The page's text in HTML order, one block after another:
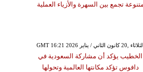
متنوعة تجمع بين السهرة والأزياء العملية
GMT 16:21 2026 الثلاثاء ,20 كانون الثاني / يناير
الخطيب يؤكد أن مشاركة السعودية في
دافوس تؤكد مكانتها العالمية وتحولها